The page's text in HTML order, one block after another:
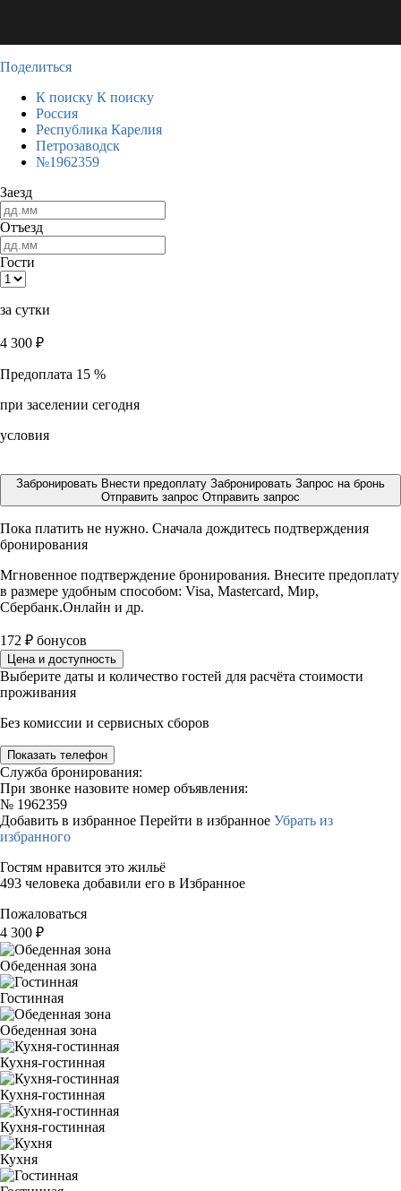
Поделиться
К поиску К поиску
Россия
Республика Карелия
Петрозаводск
№1962359
Заезд
Отъезд
Гости
за сутки
4 300 ₽
Предоплата 15 %
при заселении сегодня
условия
Забронировать Внести предоплату Забронировать Запрос на бронь
Отправить запрос Отправить запрос
Пока платить не нужно. Сначала дождитесь подтверждения
бронирования
Мгновенное подтверждение бронирования. Внесите предоплату
в размере удобным способом: Visa, Mastercard, Мир,
Сбербанк.Онлайн и др.
172 ₽ бонусов
Цена и доступность
Выберите даты и количество гостей для расчёта стоимости
проживания
Без комиссии и сервисных сборов
Показать телефон
Служба бронирования:
При звонке назовите номер объявления:
№ 1962359
Добавить в избранное Перейти в избранное Убрать из
избранного
Гостям нравится это жильё
493 человека добавили его в Избранное
Пожаловаться
4 300 ₽
Обеденная зона
Гостинная
Обеденная зона
Кухня-гостинная
Кухня-гостинная
Кухня-гостинная
Кухня